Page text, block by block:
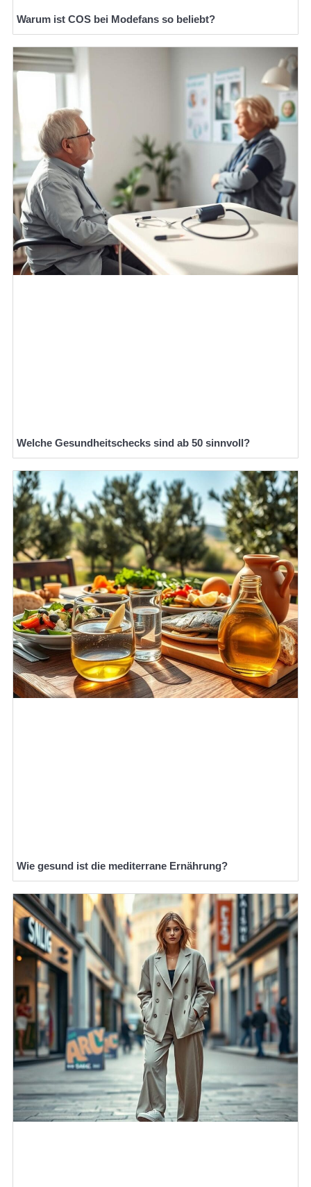
Warum ist COS bei Modefans so beliebt?
Welche Gesundheitschecks sind ab 50 sinnvoll?
Wie gesund ist die mediterrane Ernährung?